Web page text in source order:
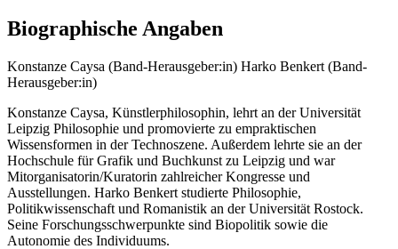
Biographische Angaben
Konstanze Caysa (Band-Herausgeber:in) Harko Benkert (Band-
Herausgeber:in)
Konstanze Caysa, Künstlerphilosophin, lehrt an der Universität
Leipzig Philosophie und promovierte zu empraktischen
Wissensformen in der Technoszene. Außerdem lehrte sie an der
Hochschule für Grafik und Buchkunst zu Leipzig und war
Mitorganisatorin/Kuratorin zahlreicher Kongresse und
Ausstellungen. Harko Benkert studierte Philosophie,
Politikwissenschaft und Romanistik an der Universität Rostock.
Seine Forschungsschwerpunkte sind Biopolitik sowie die
Autonomie des Individuums.